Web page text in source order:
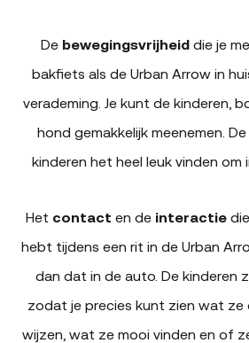
De bewegingsvrijheiddie je
bakfiets als de Urban Arrow in
verademing. Je kunt de kinderen,
hond gemakkelijk meenemen.
kinderen het heel leuk vinden om
Het contact en deinteractiedie
hebt tijdens een rit in de Urban
dan dat in de auto. De kinderen
zodat je precies kunt zien wat ze
wijzen, wat ze mooi vinden en of